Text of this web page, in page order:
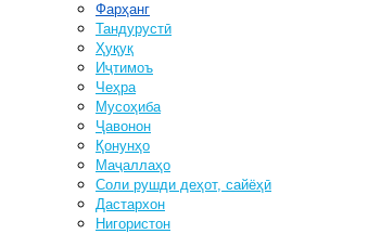
Фарҳанг
Тандурустӣ
Ҳуқуқ
Иҷтимоъ
Чеҳра
Мусоҳиба
Ҷавонон
Қонунҳо
Маҷаллаҳо
Соли рушди деҳот, сайёҳӣ
Дастархон
Нигористон